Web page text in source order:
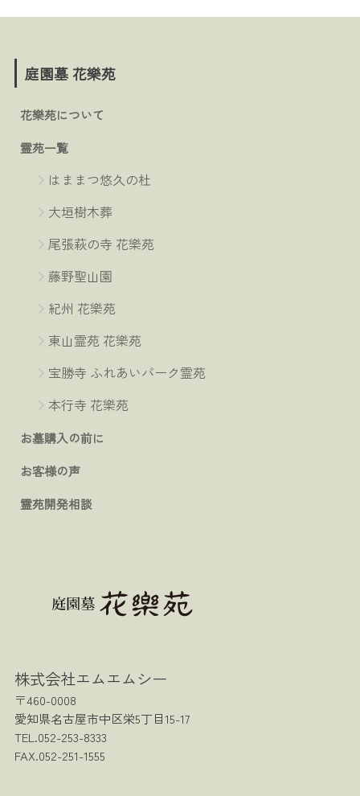
庭園墓 花樂苑
花樂苑について
霊苑一覧
はままつ悠久の杜
大垣樹木葬
尾張萩の寺 花樂苑
藤野聖山園
紀州 花樂苑
東山霊苑 花樂苑
宝勝寺 ふれあいパーク霊苑
本行寺 花樂苑
お墓購入の前に
お客様の声
霊苑開発相談
株式会社エムエムシー
〒460-0008
愛知県名古屋市中区栄5丁目15-17
TEL.052-253-8333
FAX.052-251-1555